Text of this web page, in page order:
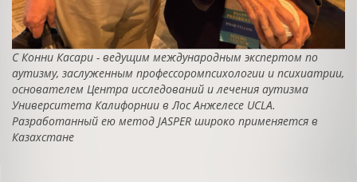
C Конни Касари - ведущим международным экспертом по
аутизму, заслуженным профессоромпсихологии и психиатрии,
основателем Центра исследований и лечения аутизма
Университета Калифорнии в Лос Анжелесе UCLA.
Разработанный ею метод JASPER широко применяется в
Казахстане